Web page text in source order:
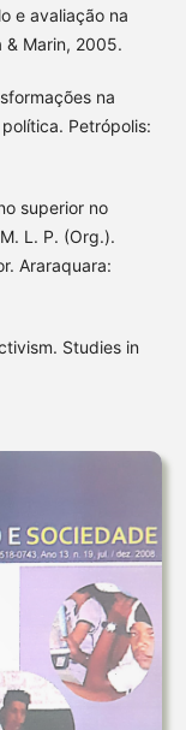
e avaliação na
& Marin, 2005.
na
Petrópolis:
superior no
L. P. (Org.).
Araraquara:
Studies in